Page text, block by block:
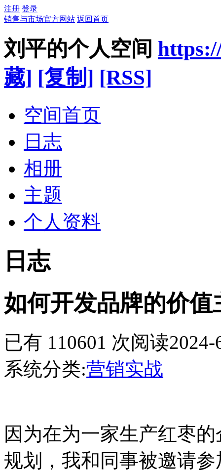
注册 登录
销售与市场官方网站 返回首页
刘平的个人空间
藏] [复制] [RSS]
空间首页
日志
相册
主题
个人资料
日志
如何开发品牌的价值
已有 110601 次阅读2024-
系统分类:营销实战
因为在为一家生产红枣
规划， 我和同事被邀请